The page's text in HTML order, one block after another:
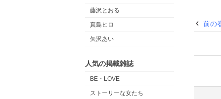
藤沢とおる
真島ヒロ
矢沢あい
人気の掲載雑誌
BE・LOVE
ストーリーな女たち
前の